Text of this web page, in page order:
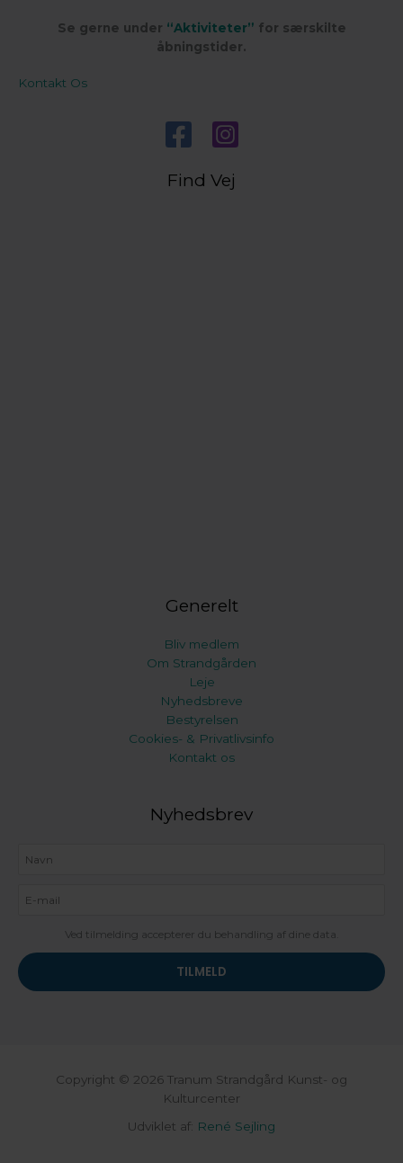
Se gerne under “Aktiviteter” for særskilte
åbningstider.
Kontakt Os
Find Vej
Generelt
Bliv medlem
Om Strandgården
Leje
Nyhedsbreve
Bestyrelsen
Cookies- & Privatlivsinfo
Kontakt os
Nyhedsbrev
Ved tilmelding accepterer du behandling af dine data.
Copyright © 2026 Tranum Strandgård Kunst- og
Kulturcenter
Udviklet af: René Sejling